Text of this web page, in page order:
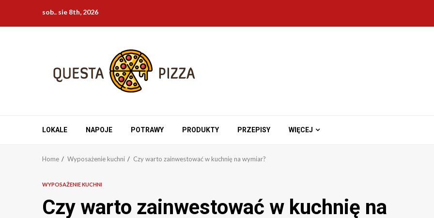
content
sob.. sie 8th, 2026
LOKALE NAPOJE POTRAWY PRODUKTY PRZEPISY WIĘCEJ
Home Wyposażenie kuchni Czy warto zainwestować w kuchnię na wymiar?
WYPOSAŻENIE KUCHNI
Czy warto zainwestować w kuchnię na